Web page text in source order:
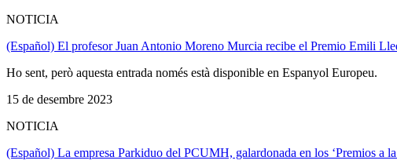
NOTICIA
(Español) El profesor Juan Antonio Moreno Murcia recibe el Premio Emili
Ho sent, però aquesta entrada només està disponible en Espanyol Europeu.
15 de desembre 2023
NOTICIA
(Español) La empresa Parkiduo del PCUMH, galardonada en los ‘Premios a